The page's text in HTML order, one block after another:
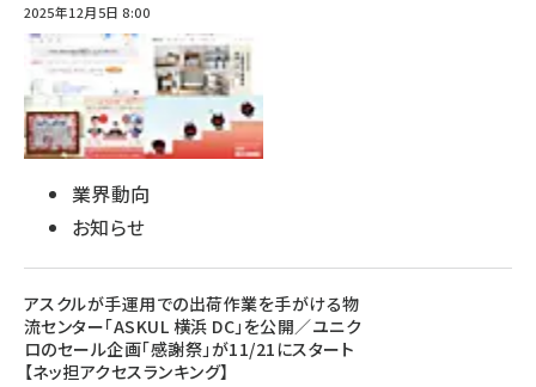
2025年12月5日 8:00
業界動向
お知らせ
アスクルが手運用での出荷作業を手がける物
流センター「ASKUL 横浜 DC」を公開／ユニク
ロのセール企画「感謝祭」が11/21にスタート
【ネッ担アクセスランキング】